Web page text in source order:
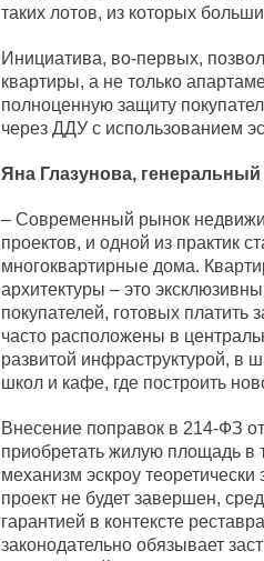
таких лотов, из которых
Инициатива, во-первых,
квартиры, а не только
полноценную защиту
через ДДУ с использованием
Яна Глазунова,
– Современный рынок
проектов, и одной из практик
многоквартирные дома.
архитектуры – это
покупателей, готовых платить
часто расположены в
развитой инфраструктурой, в
школ и кафе, где построить
Внесение поправок в 214-ФЗ
приобретать жилую площадь в
механизм эскроу
проект не будет завершен,
гарантией в контексте
законодательно обязывает